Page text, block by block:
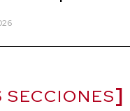
SECCIONES